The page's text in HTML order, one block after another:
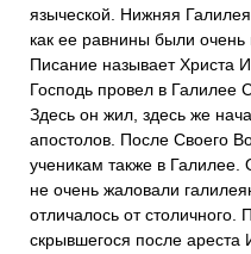
языческой. Нижняя
как ее равнины были
Писание называет Христа
Господь провел в Галилее
Здесь он жил, здесь же
апостолов. После Своего
ученикам также в Галилее.
не очень жаловали
отличалось от столичного.
скрывшегося после ареста